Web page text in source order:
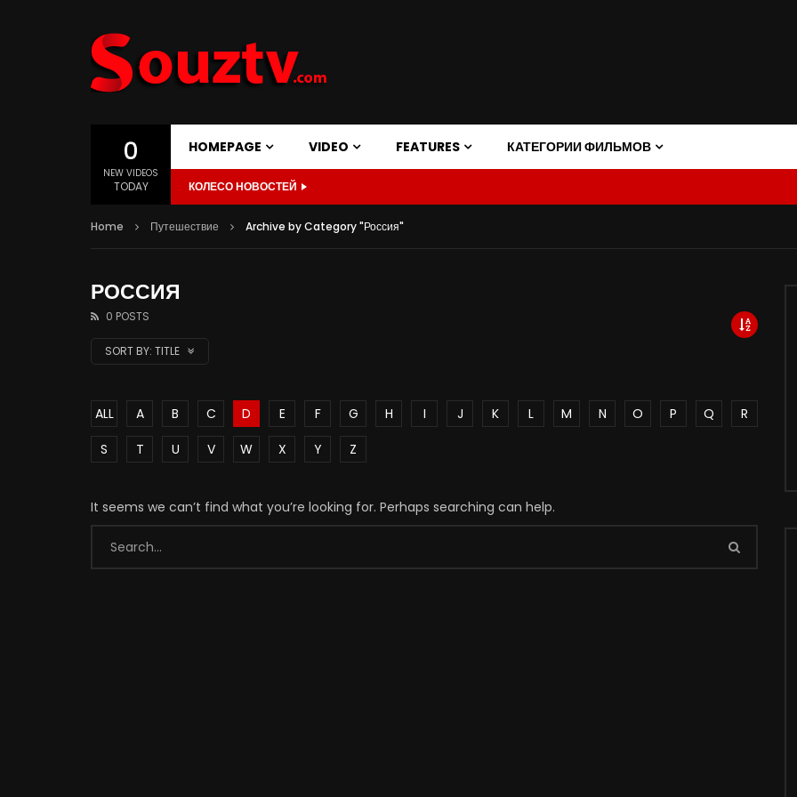
0
NEW VIDEOS
TODAY
HOMEPAGE VIDEO FEATURES КАТЕГОРИИ ФИЛЬМОВ
КОЛЕСО НОВОСТЕЙ
Home Путешествие Archive by Category "Россия"
РОССИЯ
0 POSTS
SORT BY: TITLE
ALL A B C D E F G H I J K L M N O P Q
R
S
T U V W X Y Z
It seems we can’t find what you’re looking for. Perhaps searching can help.